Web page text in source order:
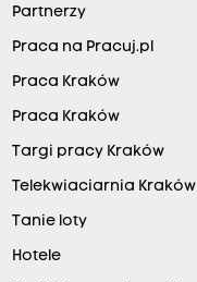
Partnerzy
Praca na Pracuj.pl
Praca Kraków
Praca Kraków
Targi pracy Kraków
Telekwiaciarnia Kraków
Tanie loty
Hotele